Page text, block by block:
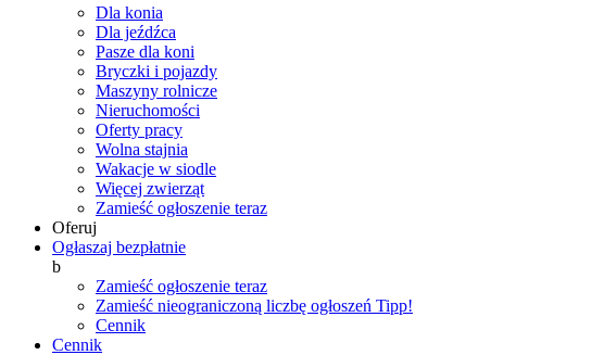
Dla konia
Dla jeźdźca
Pasze dla koni
Bryczki i pojazdy
Maszyny rolnicze
Nieruchomości
Oferty pracy
Wolna stajnia
Wakacje w siodle
Więcej zwierząt
Zamieść ogłoszenie teraz
Oferuj
Ogłaszaj bezpłatnie
b
Zamieść ogłoszenie teraz
Zamieść nieograniczoną liczbę ogłoszeń Tipp!
Cennik
Cennik